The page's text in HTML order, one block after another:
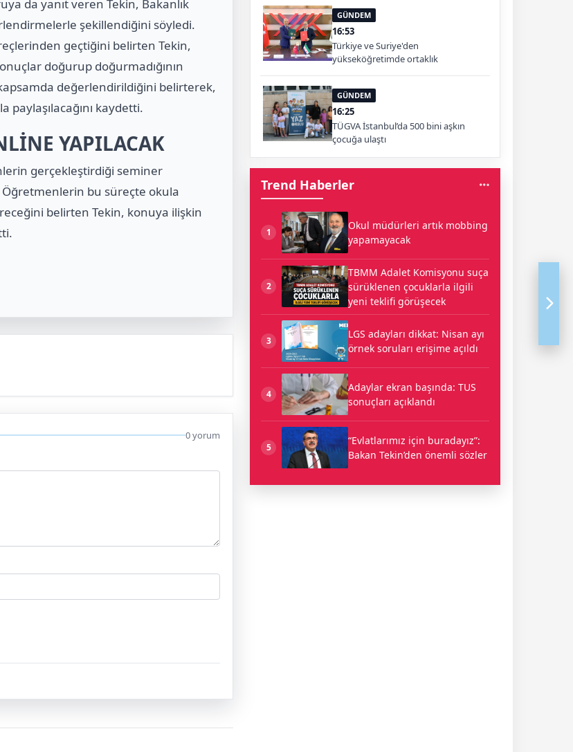
da yanıt veren Tekin, Bakanlık
şekillendiğini söyledi.
geçtiğini belirten Tekin,
doğurup doğurmadığının
değerlendirildiğini belirterek,
kaydetti.
YAPILACAK
gerçekleştirdiği seminer
Öğretmenlerin bu süreçte okula
belirten Tekin, konuya ilişkin
0 yorum
GÜNDEM
16:53
Türkiye ve Suriye'den
yükseköğretimde ortaklık
GÜNDEM
16:25
TÜGVA İstanbul’da 500 bini aşkın
çocuğa ulaştı
Trend Haberler
1
Okul müdürleri artık mobbing
yapamayacak
2
TBMM Adalet Komisyonu suça
sürüklenen çocuklarla ilgili
yeni teklifi görüşecek
3
LGS adayları dikkat: Nisan ayı
örnek soruları erişime açıldı
4
Adaylar ekran başında: TUS
sonuçları açıklandı
5
“Evlatlarımız için buradayız”:
Bakan Tekin’den önemli sözler